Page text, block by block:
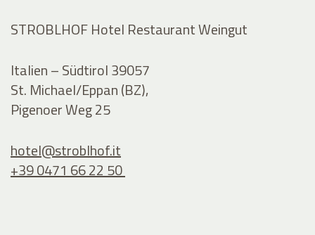
STROBLHOF Hotel Restaurant Weingut
Italien – Südtirol 39057
St. Michael/Eppan (BZ),
Pigenoer Weg 25
hotel@stroblhof.it
+39 0471 66 22 50